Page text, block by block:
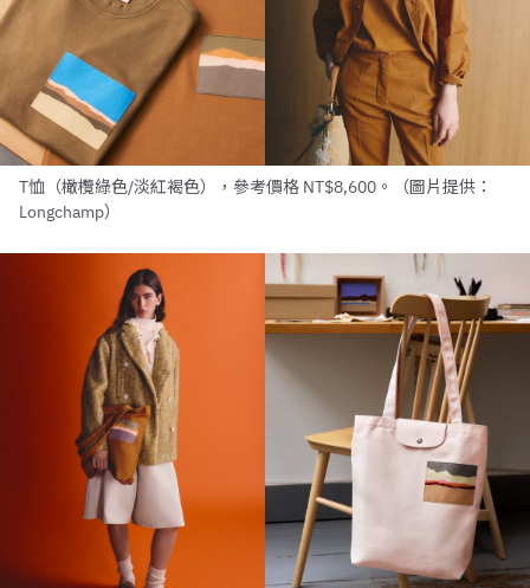
T恤（橄欖綠色/淡紅褐色），參考價格 NT$8,600。（圖片提供：
Longchamp）